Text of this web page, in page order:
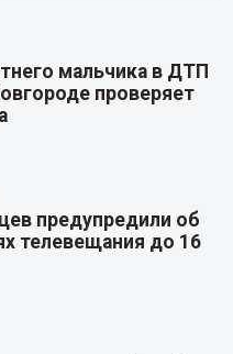
мальчика в ДТП
проверяет
предупредили об
телевещания до 16